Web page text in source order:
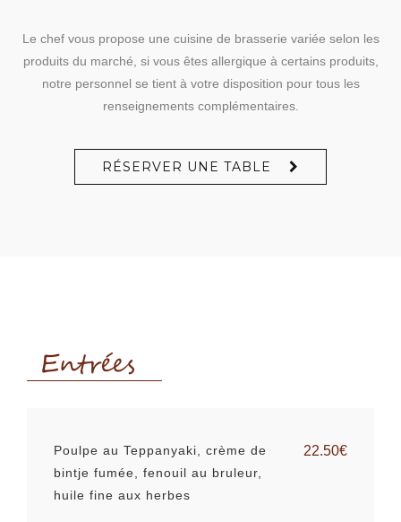
Le chef vous propose une cuisine de brasserie variée selon les
produits du marché, si vous êtes allergique à certains produits,
notre personnel se tient à votre disposition pour tous les
renseignements complémentaires.
RÉSERVER UNE TABLE
Entrées
Poulpe au Teppanyaki, crème de
bintje fumée, fenouil au bruleur,
huile fine aux herbes
22.50€